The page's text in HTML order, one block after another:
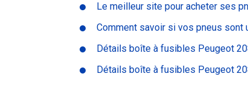
Le meilleur site pour acheter ses
Comment savoir si vos pneus sont
Détails boîte à fusibles Peugeot
Détails boîte à fusibles Peugeot